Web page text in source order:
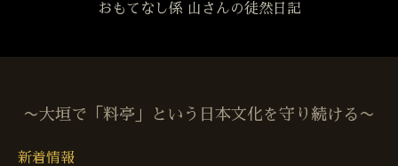
おもてなし係 山さんの徒然日記
〜大垣で「料亭」という日本文化を守り続ける〜
新着情報